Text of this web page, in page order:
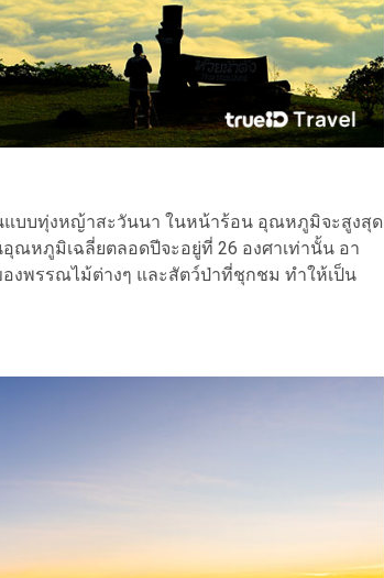
บบทุ่งหญ้าสะวันนา ในหน้าร้อน อุณหภูมิจะสูงสุด
ณหภูมิเฉลี่ยตลอดปีจะอยู่ที่ 26 องศาเท่านั้น อา
งพรรณไม้ต่างๆ และสัตว์ป่าที่ชุกชม ทำให้เป็น